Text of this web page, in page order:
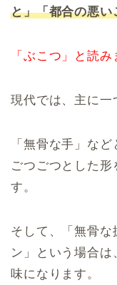
と」「都合の悪
「ぶこつ」と読み
現代では、主に一
「無骨な手」な
ごつごつとした形
す。
そして、「無骨な
ン」という場合
味になります。